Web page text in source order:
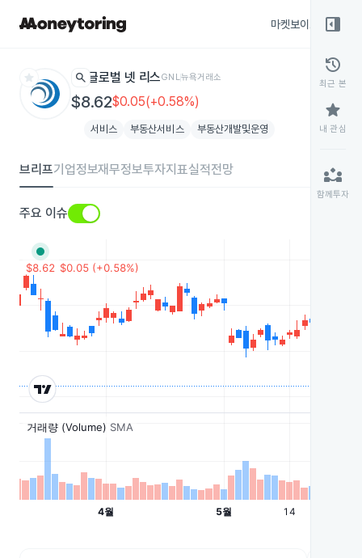
마켓보이스
star search 글로벌 넷 리스GNL뉴욕거래소
$8.62$0.05(+0.58%)
서비스 부동산서비스 부동산개발및운영
브리프기업정보재무정보투자지표실적전망
주요 이슈
right_panel_open
history
최근 본
star
내 관심
partner_exchange
함께투자